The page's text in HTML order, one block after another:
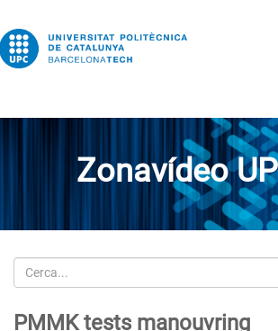
Zonavídeo
Cerca
PMMK tests manouvring